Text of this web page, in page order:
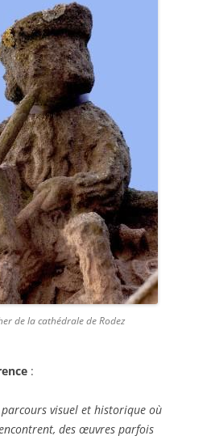
de la cathédrale de Rodez
:
visuel et historique où
des œuvres parfois